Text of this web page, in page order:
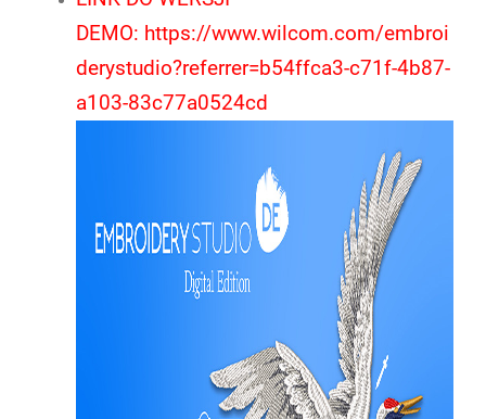
DEMO: https://www.wilcom.com/embroi
derystudio?referrer=b54ffca3-c71f-4b87-
a103-83c77a0524cd